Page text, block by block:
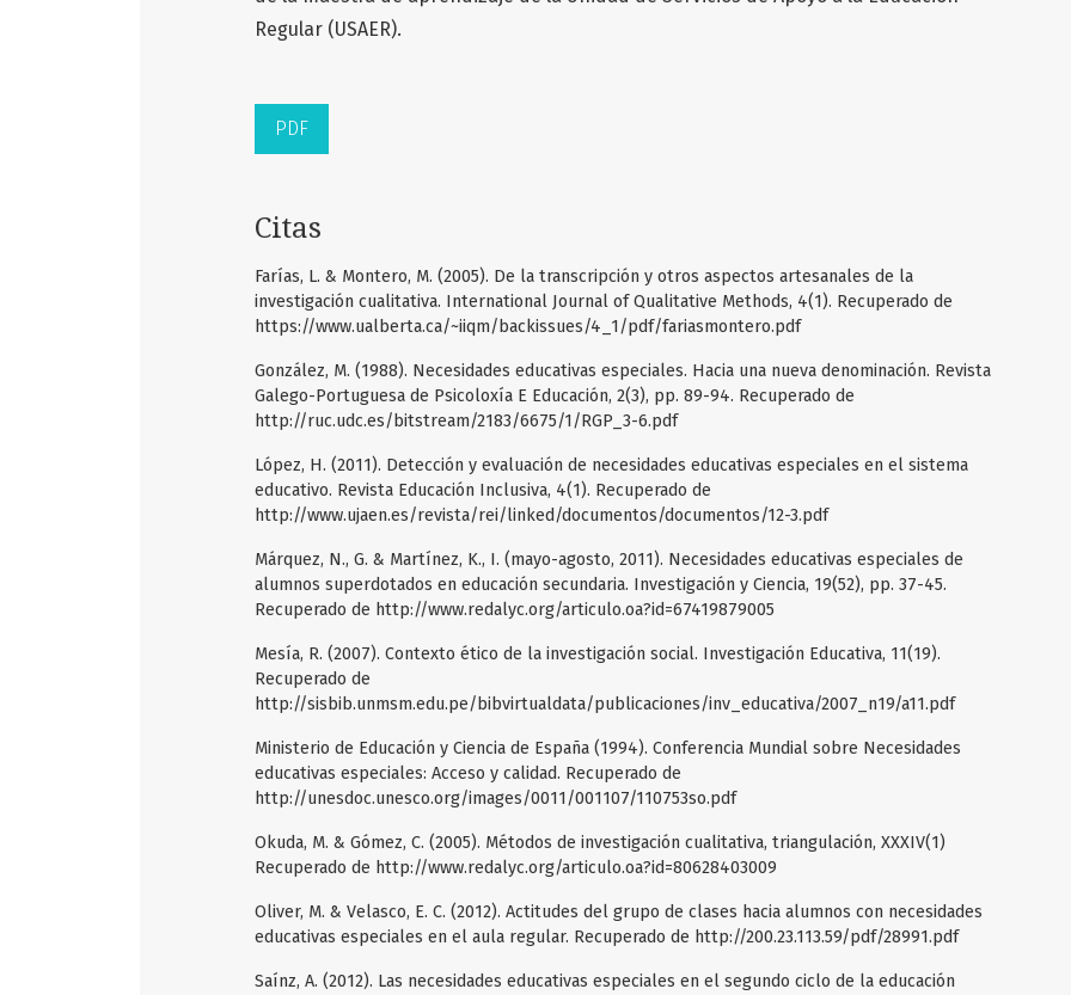
Regular (USAER).
PDF
Citas
Farías, L. & Montero, M. (2005). De la transcripción y otros aspectos artesanales de la
investigación cualitativa. International Journal of Qualitative Methods, 4(1). Recuperado de
https://www.ualberta.ca/~iiqm/backissues/4_1/pdf/fariasmontero.pdf
González, M. (1988). Necesidades educativas especiales. Hacia una nueva denominación. Revista
Galego-Portuguesa de Psicoloxía E Educación, 2(3), pp. 89-94. Recuperado de
http://ruc.udc.es/bitstream/2183/6675/1/RGP_3-6.pdf
López, H. (2011). Detección y evaluación de necesidades educativas especiales en el sistema
educativo. Revista Educación Inclusiva, 4(1). Recuperado de
http://www.ujaen.es/revista/rei/linked/documentos/documentos/12-3.pdf
Márquez, N., G. & Martínez, K., I. (mayo-agosto, 2011). Necesidades educativas especiales de
alumnos superdotados en educación secundaria. Investigación y Ciencia, 19(52), pp. 37-45.
Recuperado de http://www.redalyc.org/articulo.oa?id=67419879005
Mesía, R. (2007). Contexto ético de la investigación social. Investigación Educativa, 11(19).
Recuperado de
http://sisbib.unmsm.edu.pe/bibvirtualdata/publicaciones/inv_educativa/2007_n19/a11.pdf
Ministerio de Educación y Ciencia de España (1994). Conferencia Mundial sobre Necesidades
educativas especiales: Acceso y calidad. Recuperado de
http://unesdoc.unesco.org/images/0011/001107/110753so.pdf
Okuda, M. & Gómez, C. (2005). Métodos de investigación cualitativa, triangulación, XXXIV(1)
Recuperado de http://www.redalyc.org/articulo.oa?id=80628403009
Oliver, M. & Velasco, E. C. (2012). Actitudes del grupo de clases hacia alumnos con necesidades
educativas especiales en el aula regular. Recuperado de http://200.23.113.59/pdf/28991.pdf
Saínz, A. (2012). Las necesidades educativas especiales en el segundo ciclo de la educación